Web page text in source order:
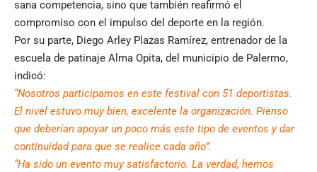
sana competencia, sino que también reafirmó el
compromiso con el impulso del deporte en la región.
Por su parte, Diego Arley Plazas Ramírez, entrenador de la
escuela de patinaje Alma Opita, del municipio de Palermo,
indicó:
“Nosotros participamos en este festival con 51 deportistas.
El nivel estuvo muy bien, excelente la organización. Pienso
que deberían apoyar un poco más este tipo de eventos y dar
continuidad para que se realice cada año”.
“Ha sido un evento muy satisfactorio. La verdad, hemos